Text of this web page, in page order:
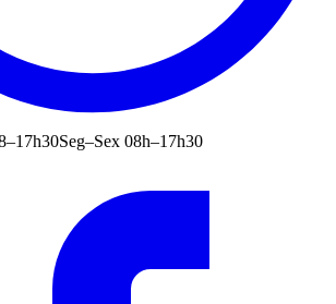
Seg–Sex 08h–17h30